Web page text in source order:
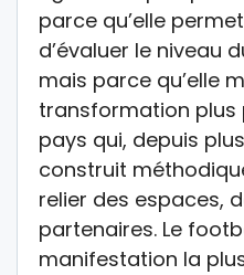
parce qu’elle
d’évaluer le niveau
mais parce qu’elle
transformation plus
pays qui, depuis
construit
relier des espaces,
partenaires. Le
manifestation la